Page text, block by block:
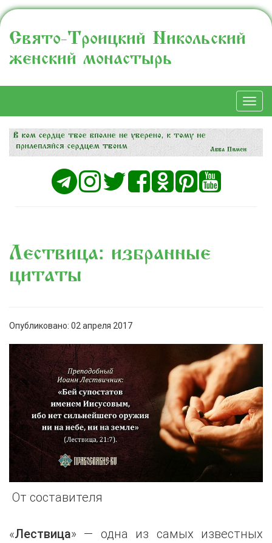
Свято-Троицкий Никольский
женский монастырь
«Лествица»: избранные
цитаты
Опубликовано: 02 апреля 2017
От составителя
«Лествица» — одна из самых известных